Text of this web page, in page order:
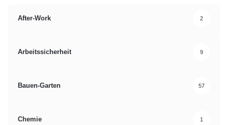
After-Work 2
Arbeitssicherheit 9
Bauen-Garten 57
Chemie 1